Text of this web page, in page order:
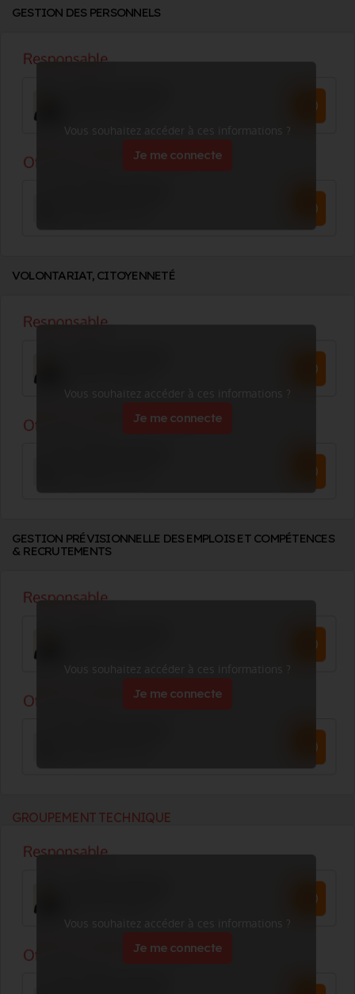
GESTION DES PERSONNELS
Vous souhaitez accéder à ces informations ?
Je me connecte
VOLONTARIAT, CITOYENNETÉ
Vous souhaitez accéder à ces informations ?
Je me connecte
GESTION PRÉVISIONNELLE DES EMPLOIS ET COMPÉTENCES
& RECRUTEMENTS
Vous souhaitez accéder à ces informations ?
Je me connecte
GROUPEMENT TECHNIQUE
Vous souhaitez accéder à ces informations ?
Je me connecte